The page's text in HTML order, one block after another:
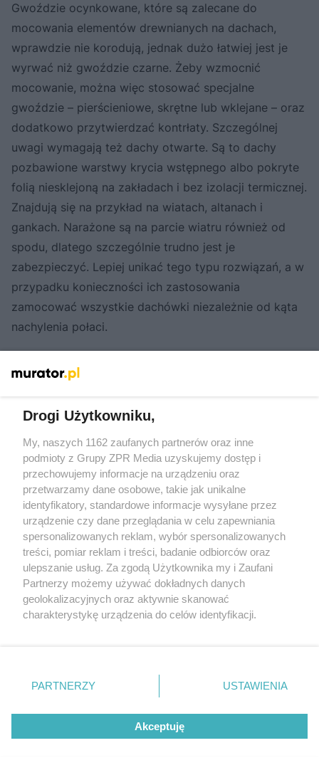
Gwoździe ocynkowane, które są zalecane do
mocowania elementów drewnianych na dachach,
wprawdzie nie korodują, jednak dużo łatwiej jest je
wyrwać niż gwoździe czarne. Żeby wzmocnić
mocowanie, można więc stosować specjalne
gwoździe – pierścieniowe, skrętne lub wklejane – oraz
dodatkowo przytwierdzać kontrłaty. Szczególnej
uwagi wymagają też dachy otwarte. Są to dachy
pozbawione warstwy krycia wstępnego albo pokryte
folią niesklejoną na zakładach i bez izolacji termicznej.
Znajdują się na przykład na wiatach, altanach i
gankach. Narażone są na parcie wiatru również od
spodu, dlatego szczególnie trudno jest je
zabezpieczyć. Lepiej unikać tego typu rozwiązań, a w
przypadku konieczności ich zastosowania
zamocować wszystkie dachówki niezależnie od kąta
nachylenia połaci.
Zobacz także:
Ekspert odpowiada na 10 częstych pytań. Jak stworzyć
Drogi Użytkowniku,
My, naszych 1162 zaufanych partnerów oraz inne
podmioty z Grupy ZPR Media uzyskujemy dostęp i
przechowujemy informacje na urządzeniu oraz
przetwarzamy dane osobowe, takie jak unikalne
identyfikatory, standardowe informacje wysyłane przez
urządzenie czy dane przeglądania w celu zapewniania
spersonalizowanych reklam, wybór spersonalizowanych
treści, pomiar reklam i treści, badanie odbiorców oraz
ulepszanie usług. Za zgodą Użytkownika my i Zaufani
Partnerzy możemy używać dokładnych danych
geolokalizacyjnych oraz aktywnie skanować
charakterystykę urządzenia do celów identyfikacji.
zmienić/wycofać klikając przycisk ustawień prywatności
znajdujący się w lewym dolnym rogu strony
rodzaje przetwarzania danych nie wymagają zgody
użytkownika, ale masz prawo sprzeciwić się takiemu
przetwarzaniu. Preferencje będą miały zastosowanie tylko
PARTNERZY USTAWIENIA
Akceptuję